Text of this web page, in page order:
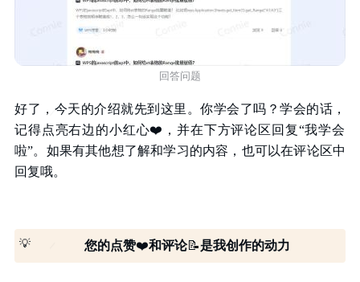
回答问题
好了，今天的介绍就先到这里。你学会了吗？学会的话，
记得点亮右边的小红心❤️ ，并在下方评论区回复“我学会
啦”。如果有其他想了解和学习的内容，也可以在评论区中
回复哦。
💡 您的点赞❤️和评论📝是我创作的动力